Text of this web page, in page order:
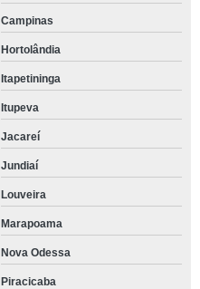
Campinas
Hortolândia
Itapetininga
Itupeva
Jacareí
Jundiaí
Louveira
Marapoama
Nova Odessa
Piracicaba